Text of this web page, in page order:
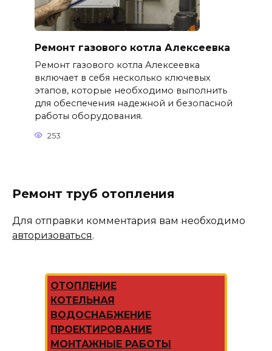
Ремонт газового котла Алексеевка
Ремонт газового котла Алексеевка
включает в себя несколько ключевых
этапов, которые необходимо выполнить
для обеспечения надежной и безопасной
работы оборудования.
253
Ремонт труб отопления
Для отправки комментария вам необходимо
авторизоваться.
ОТОПЛЕНИЕ
КОТЕЛЬНАЯ
ВОДОСНАБЖЕНИЕ
ПРОЕКТИРОВАНИЕ
МОНТАЖНЫЕ РАБОТЫ